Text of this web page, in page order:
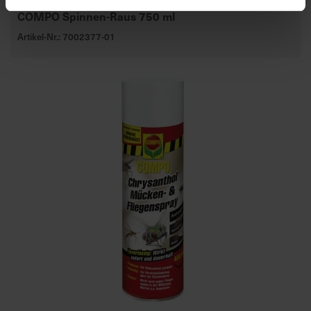
COMPO Spinnen-Raus 750 ml
Artikel-Nr.: 7002377-01